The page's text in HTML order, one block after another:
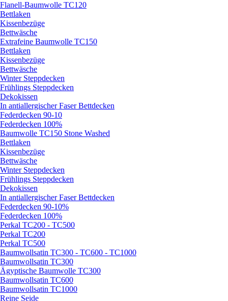
Flanell-Baumwolle TC120
Bettlaken
Kissenbezüge
Bettwäsche
Extrafeine Baumwolle TC150
Bettlaken
Kissenbezüge
Bettwäsche
Winter Steppdecken
Frühlings Steppdecken
Dekokissen
In antiallergischer Faser Bettdecken
Federdecken 90-10
Federdecken 100%
Baumwolle TC150 Stone Washed
Bettlaken
Kissenbezüge
Bettwäsche
Winter Steppdecken
Frühlings Steppdecken
Dekokissen
In antiallergischer Faser Bettdecken
Federdecken 90-10%
Federdecken 100%
Perkal TC200 - TC500
Perkal TC200
Perkal TC500
Baumwollsatin TC300 - TC600 - TC1000
Baumwollsatin TC300
Ägyptische Baumwolle TC300
Baumwollsatin TC600
Baumwollsatin TC1000
Reine Seide